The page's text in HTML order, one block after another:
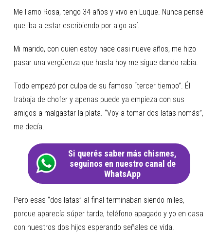
Me llamo Rosa, tengo 34 años y vivo en Luque. Nunca pensé
que iba a estar escribiendo por algo así.
Mi marido, con quien estoy hace casi nueve años, me hizo
pasar una vergüenza que hasta hoy me sigue dando rabia.
Todo empezó por culpa de su famoso “tercer tiempo”. Él
trabaja de chofer y apenas puede ya empieza con sus
amigos a malgastar la plata. “Voy a tomar dos latas nomás”,
me decía.
Si querés saber más chismes,
seguinos en nuestro canal de
WhatsApp
Pero esas “dos latas” al final terminaban siendo miles,
porque aparecía súper tarde, teléfono apagado y yo en casa
con nuestros dos hijos esperando señales de vida.